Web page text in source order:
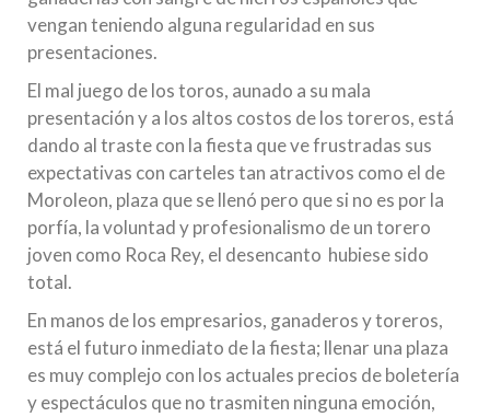
vengan teniendo alguna regularidad en sus
presentaciones.
El mal juego de los toros, aunado a su mala
presentación y a los altos costos de los toreros, está
dando al traste con la fiesta que ve frustradas sus
expectativas con carteles tan atractivos como el de
Moroleon, plaza que se llenó pero que si no es por la
porfía, la voluntad y profesionalismo de un torero
joven como Roca Rey, el desencanto hubiese sido
total.
En manos de los empresarios, ganaderos y toreros,
está el futuro inmediato de la fiesta; llenar una plaza
es muy complejo con los actuales precios de boletería
y espectáculos que no trasmiten ninguna emoción,